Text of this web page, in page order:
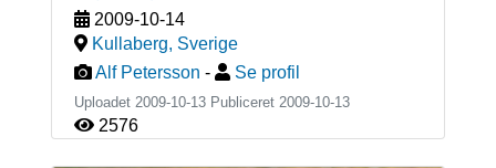
2009-10-14
Kullaberg, Sverige
Alf Petersson - Se profil
Uploadet 2009-10-13 Publiceret 2009-10-13
2576